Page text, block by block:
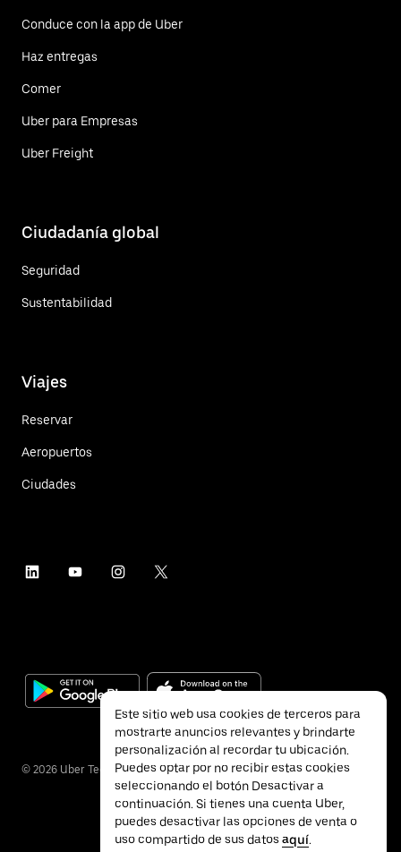
Conduce con la app de Uber
Haz entregas
Comer
Uber para Empresas
Uber Freight
Ciudadanía global
Seguridad
Sustentabilidad
Viajes
Reservar
Aeropuertos
Ciudades
© 2026 Uber Technologies Inc.
Este sitio web usa cookies de terceros para
mostrarte anuncios relevantes y brindarte
personalización al recordar tu ubicación.
Puedes optar por no recibir estas cookies
seleccionando el botón Desactivar a
continuación. Si tienes una cuenta Uber,
puedes desactivar las opciones de venta o
uso compartido de sus datos aquí.